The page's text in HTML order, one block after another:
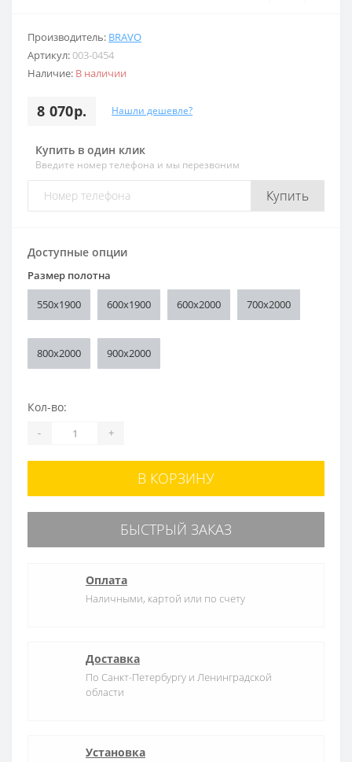
Производитель: BRAVO
Артикул:003-0454
Наличие: В наличии
8 070р. Нашли дешевле?
Купить в один клик
Введите номер телефона и мы перезвоним
Купить
Доступные опции
Размер полотна
550x1900 600x1900 600x2000 700x2000
800x2000 900x2000
Кол-во:
- +
В КОРЗИНУ
БЫСТРЫЙ ЗАКАЗ
Оплата
Наличными, картой или по счету
Доставка
По Санкт-Петербургу и Ленинградской
области
Установка